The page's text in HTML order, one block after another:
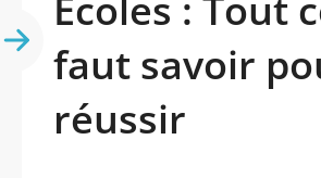
faut savoir
réussir